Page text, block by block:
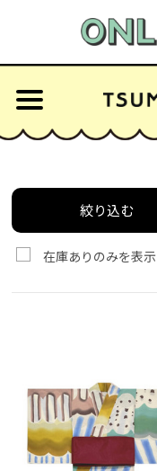
絞り込む
在庫ありのみを表示